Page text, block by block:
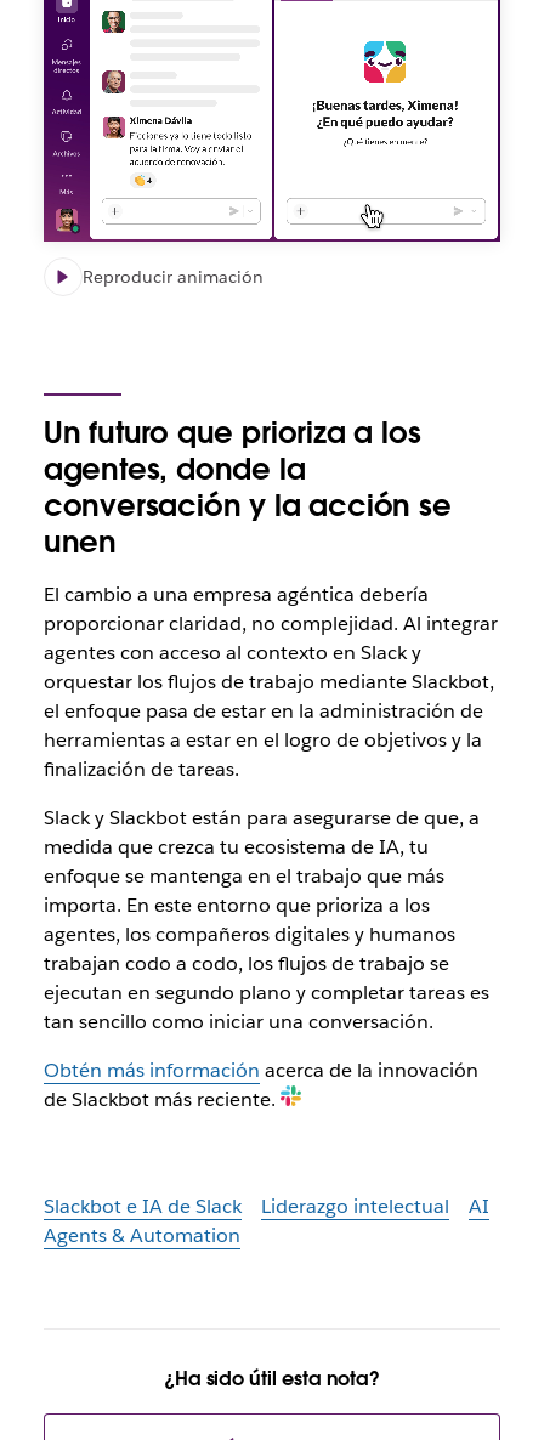
Reproducir animación
Un futuro que prioriza a los
agentes, donde la
conversación y la acción se
unen
El cambio a una empresa agéntica debería
proporcionar claridad, no complejidad. Al integrar
agentes con acceso al contexto en Slack y
orquestar los flujos de trabajo mediante Slackbot,
el enfoque pasa de estar en la administración de
herramientas a estar en el logro de objetivos y la
finalización de tareas.
Slack y Slackbot están para asegurarse de que, a
medida que crezca tu ecosistema de IA, tu
enfoque se mantenga en el trabajo que más
importa. En este entorno que prioriza a los
agentes, los compañeros digitales y humanos
trabajan codo a codo, los flujos de trabajo se
ejecutan en segundo plano y completar tareas es
tan sencillo como iniciar una conversación.
Obtén más información acerca de la innovación
de Slackbot más reciente.
Slackbot e IA de Slack Liderazgo intelectual
AI
Agents & Automation
¿Ha sido útil esta nota?